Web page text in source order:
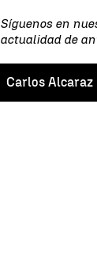
Síguenos en
actualidad de
Carlos Alcaraz